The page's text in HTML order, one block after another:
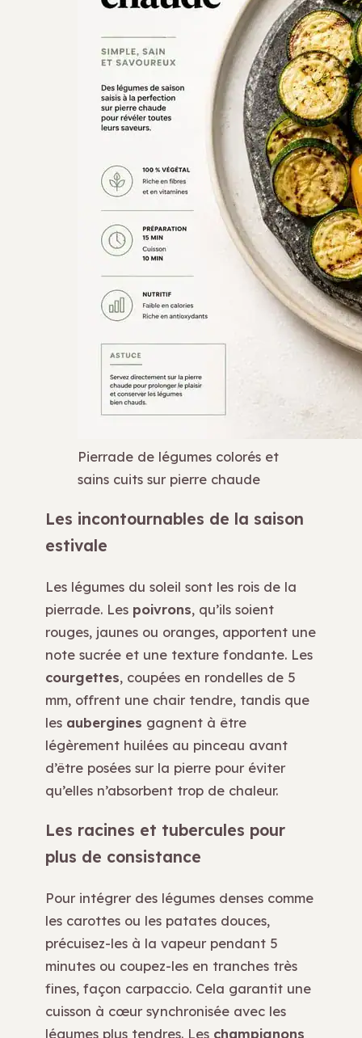
Pierrade de légumes colorés et
sains cuits sur pierre chaude
Les incontournables de la saison
estivale
Les légumes du soleil sont les rois de la
pierrade. Les poivrons, qu’ils soient
rouges, jaunes ou oranges, apportent une
note sucrée et une texture fondante. Les
courgettes, coupées en rondelles de 5
mm, offrent une chair tendre, tandis que
les aubergines gagnent à être
légèrement huilées au pinceau avant
d’être posées sur la pierre pour éviter
qu’elles n’absorbent trop de chaleur.
Les racines et tubercules pour
plus de consistance
Pour intégrer des légumes denses comme
les carottes ou les patates douces,
précuisez-les à la vapeur pendant 5
minutes ou coupez-les en tranches très
fines, façon carpaccio. Cela garantit une
cuisson à cœur synchronisée avec les
légumes plus tendres. Les champignons